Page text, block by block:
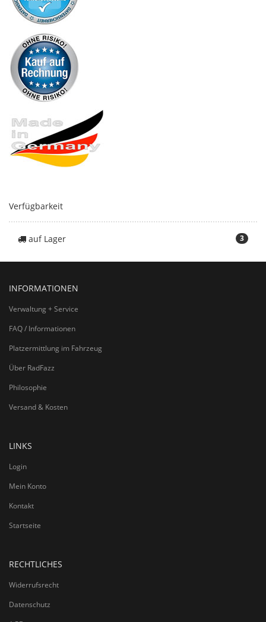
Verfügbarkeit
3
auf Lager
INFORMATIONEN
Verwaltung + Service
FAQ / Informationen
Platzermittlung im Fahrzeug
Über RadFazz
Philosophie
Versand & Kosten
LINKS
Login
Mein Konto
Kontakt
Startseite
RECHTLICHES
Widerrufsrecht
Datenschutz